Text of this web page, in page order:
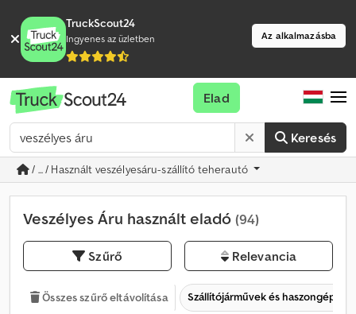
TruckScout24
Ingyenes az üzletben Az alkalmazásba
Keresés
Elad
/ ... / Használt veszélyesáru-szállító teherautó
Veszélyes Áru használt eladó (94)
Szűrő Relevancia
Összes szűrő eltávolítása Szállítójárművek és